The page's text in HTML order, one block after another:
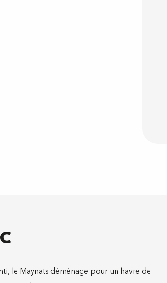
le Maynats déménage pour un havre de